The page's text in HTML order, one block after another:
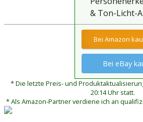
Set Aussen
liefert
es Ihnen
& Ton-Licht-
Das WLAN
Set ist mit
ausgestattet,
menschlichen
Bei Amazon
Bei eBay
* Die letzte Preis- und
20:14 Uhr statt.
* Als Amazon-Partner verdiene ich an